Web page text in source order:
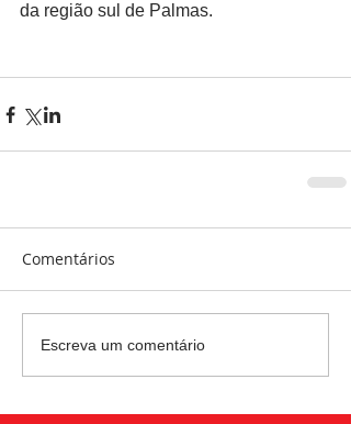
da região sul de Palmas.
Comentários
Escreva um comentário